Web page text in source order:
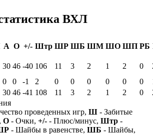
ВХЛ
А О +/- Штр ШР ШБ ШМ ШО ШП РБ
30 46 -40 106 11 3 2 1 2 0
0 0 -1 2 0 0 0 0 0 0
30 46 -41 108 11 3 2 1 2 0
проведенных игр, Ш - Забитые
О - Очки, +/- - Плюс/минус, Штр -
- Шайбы в равенстве, ШБ - Шайбы,